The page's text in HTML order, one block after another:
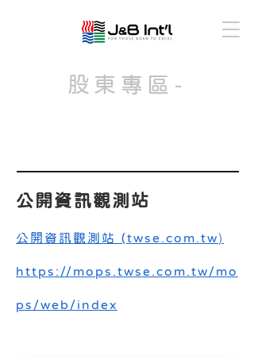
股東專區-
公開資訊觀測站
公開資訊觀 測站 (twse.com.tw​)
https://mops.twse.com.tw/mo
ps/web/index